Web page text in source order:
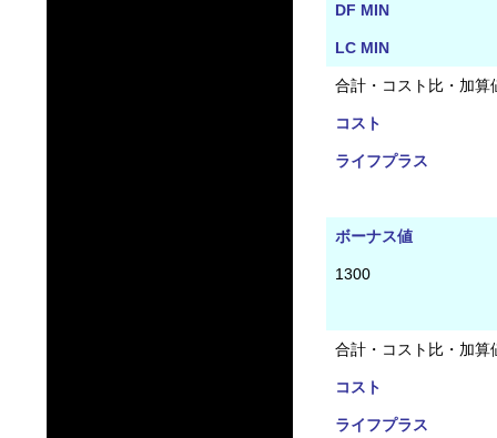
DF MIN
LC MIN
合計・コスト比・加算
コスト
ライフプラス
ボーナス値
1300
合計・コスト比・加算
コスト
ライフプラス